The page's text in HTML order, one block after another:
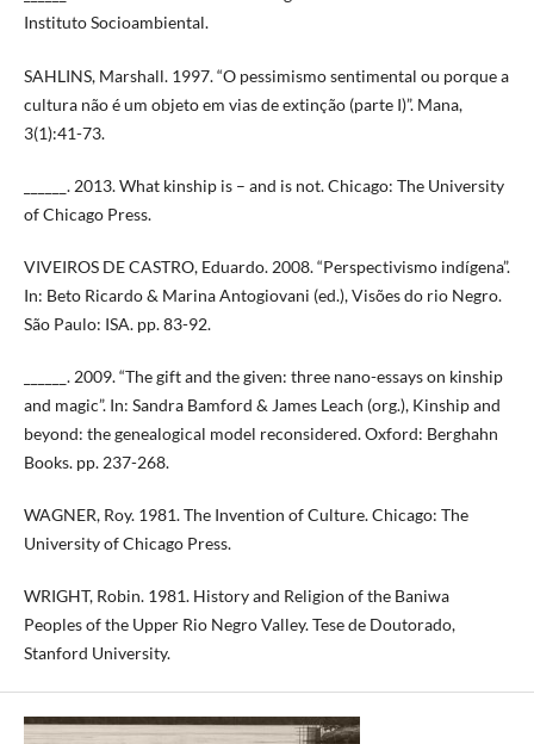
Instituto Socioambiental.
SAHLINS, Marshall. 1997. “O pessimismo sentimental ou porque a
cultura não é um objeto em vias de extinção (parte I)”. Mana,
3(1):41-73.
______. 2013. What kinship is – and is not. Chicago: The University
of Chicago Press.
VIVEIROS DE CASTRO, Eduardo. 2008. “Perspectivismo indígena”.
In: Beto Ricardo & Marina Antogiovani (ed.), Visões do rio Negro.
São Paulo: ISA. pp. 83-92.
______. 2009. “The gift and the given: three nano-essays on kinship
and magic”. In: Sandra Bamford & James Leach (org.), Kinship and
beyond: the genealogical model reconsidered. Oxford: Berghahn
Books. pp. 237-268.
WAGNER, Roy. 1981. The Invention of Culture. Chicago: The
University of Chicago Press.
WRIGHT, Robin. 1981. History and Religion of the Baniwa
Peoples of the Upper Rio Negro Valley. Tese de Doutorado,
Stanford University.